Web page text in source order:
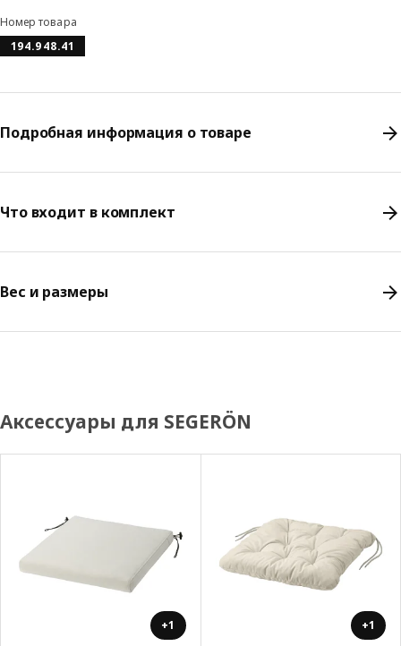
Номер товара
194.948.41
Подробная информация о товаре
Что входит в комплект
Вес и размеры
Аксессуары для SEGERÖN
+1 +1